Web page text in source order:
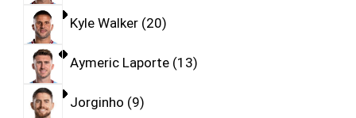
Kyle Walker 20
Aymeric Laporte 13
Jorginho 9